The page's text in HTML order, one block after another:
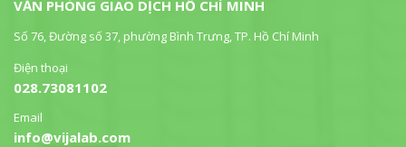
VĂN PHÒNG GIAO DỊCH HỒ CHÍ MINH
Số 76, Đường số 37, phường Bình Trưng, TP. Hồ Chí Minh
Điện thoại
028.73081102
Email
info@vijalab.com